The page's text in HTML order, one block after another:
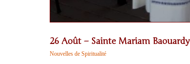
26 Août – Sainte Mariam Baouardy
Nouvelles de Spiritualité